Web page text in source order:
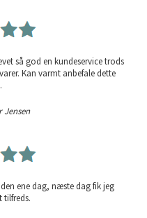
så god en kundeservice trods
Kan varmt anbefale dette
Jensen
ene dag, næste dag fik jeg
tilfreds.